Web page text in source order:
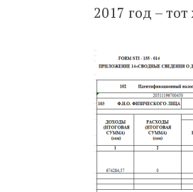
2017 год –